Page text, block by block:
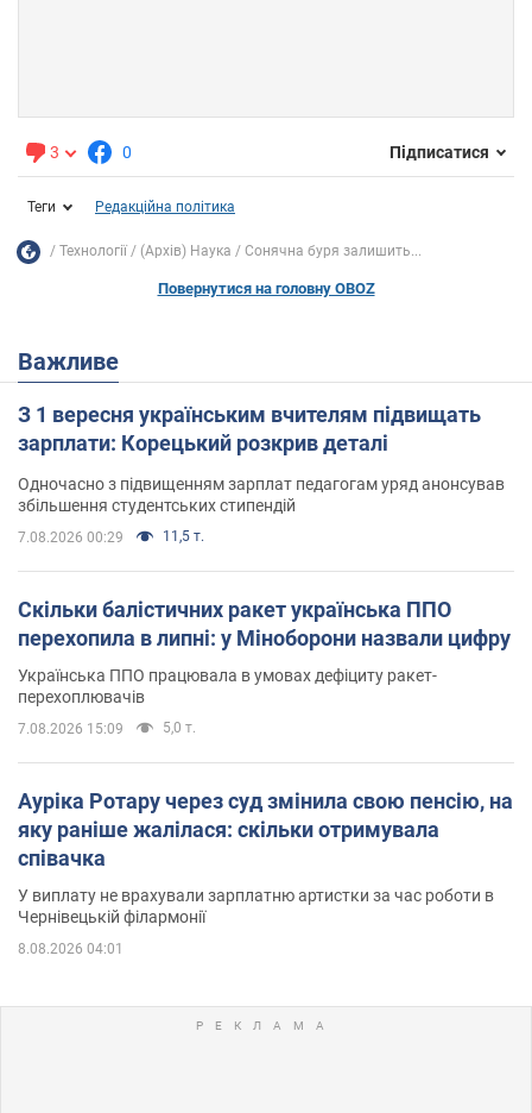
3 0 Підписатися
Теги Редакційна політика
Технології (Архів) Наука Сонячна буря залишить...
Повернутися на головну OBOZ
Важливе
З 1 вересня українським вчителям підвищать
зарплати: Корецький розкрив деталі
Одночасно з підвищенням зарплат педагогам уряд анонсував
збільшення студентських стипендій
7.08.2026 00:29 11,5 т.
Скільки балістичних ракет українська ППО
перехопила в липні: у Міноборони назвали цифру
Українська ППО працювала в умовах дефіциту ракет-
перехоплювачів
7.08.2026 15:09 5,0 т.
Ауріка Ротару через суд змінила свою пенсію, на
яку раніше жалілася: скільки отримувала
співачка
У виплату не врахували зарплатню артистки за час роботи в
Чернівецькій філармонії
8.08.2026 04:01